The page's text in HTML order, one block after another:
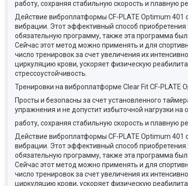
работу, сохраняя стабильную скорость и плавную
Действие виброплатформы CF-PLATE Optimum
вибрации. Этот эффективный способ
обязательную программу, также эта программа
Сейчас этот метод можно применять и для
число тренировок за счет увеличения их
циркуляцию крови, ускоряет физическую
стрессоустойчивость.
Тренировки на виброплатформе Clear Fit CF-PLATE
Просты и безопасны за счет установленного
упражнения и не допустит избыточной нагрузки
работу, сохраняя стабильную скорость и плавную
Действие виброплатформы CF-PLATE Optimum
вибрации. Этот эффективный способ
обязательную программу, также эта программа
Сейчас этот метод можно применять и для
число тренировок за счет увеличения их
циркуляцию крови, ускоряет физическую